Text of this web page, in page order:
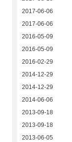
2017-06-06
2017-06-06
2016-05-09
2016-05-09
2016-02-29
2014-12-29
2014-12-29
2014-06-06
2013-09-18
2013-09-18
2013-06-05